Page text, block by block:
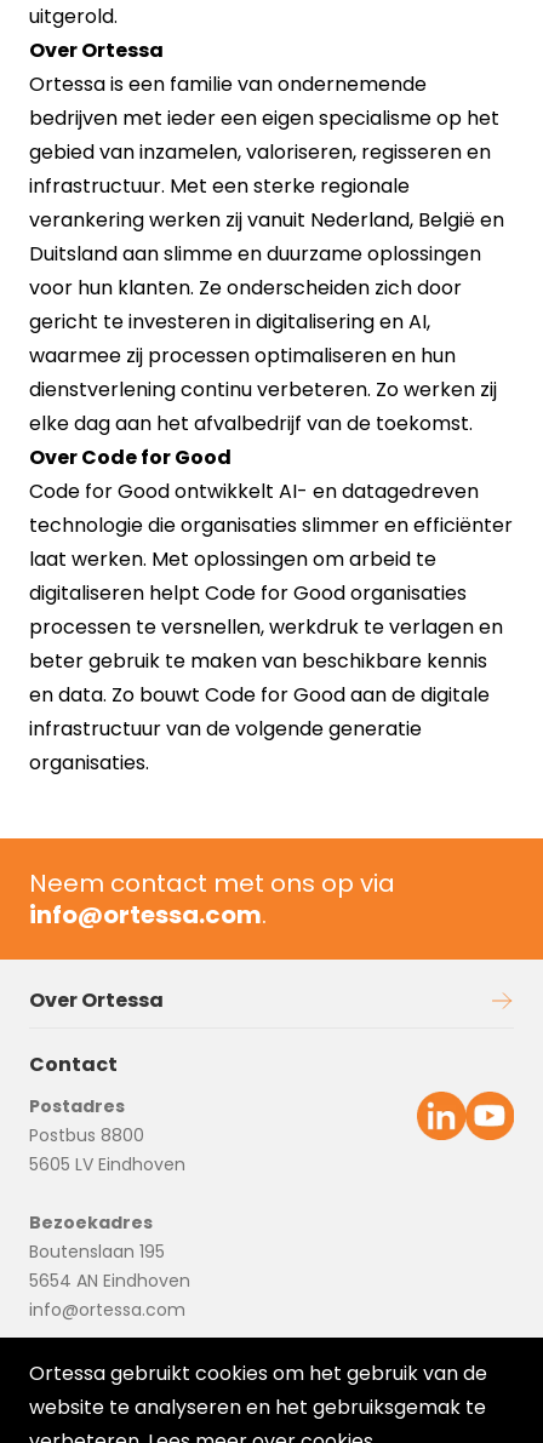
uitgerold.
Over Ortessa
Ortessa is een familie van ondernemende
bedrijven met ieder een eigen specialisme op het
gebied van inzamelen, valoriseren, regisseren en
infrastructuur. Met een sterke regionale
verankering werken zij vanuit Nederland, België en
Duitsland aan slimme en duurzame oplossingen
voor hun klanten. Ze onderscheiden zich door
gericht te investeren in digitalisering en AI,
waarmee zij processen optimaliseren en hun
dienstverlening continu verbeteren. Zo werken zij
elke dag aan het afvalbedrijf van de toekomst.
Over Code for Good
Code for Good ontwikkelt AI- en datagedreven
technologie die organisaties slimmer en efficiënter
laat werken. Met oplossingen om arbeid te
digitaliseren helpt Code for Good organisaties
processen te versnellen, werkdruk te verlagen en
beter gebruik te maken van beschikbare kennis
en data. Zo bouwt Code for Good aan de digitale
infrastructuur van de volgende generatie
organisaties.
Neem contact met ons op via
info@ortessa.com.
Over Ortessa
Contact
Postadres
Postbus 8800
5605 LV Eindhoven
Bezoekadres
Boutenslaan 195
5654 AN Eindhoven
info@ortessa.com
Ortessa gebruikt cookies om het gebruik van de
website te analyseren en het gebruiksgemak te